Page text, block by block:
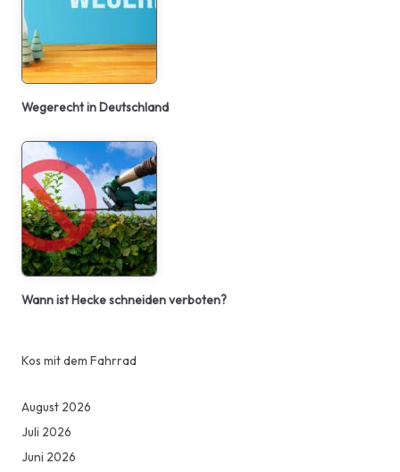
Wegerecht in Deutschland
Wann ist Hecke schneiden verboten?
Kos mit dem Fahrrad
August 2026
Juli 2026
Juni 2026